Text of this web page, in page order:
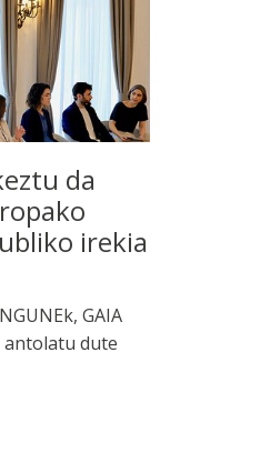
da
irekia
GAIA
dute